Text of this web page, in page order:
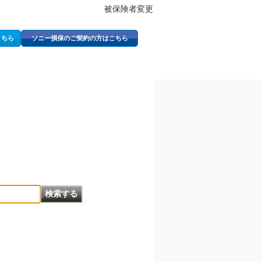
被保険者変更
ら ソニー損保のご契約の方はこちら